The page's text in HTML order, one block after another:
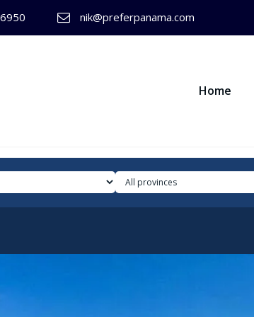
nik@preferpanama.com
Home